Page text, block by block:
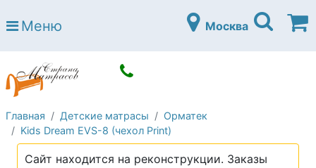
Страна матрасов
Open submenu (Матрасы)
Open submenu (Кровати)
Кровати
Open submenu (Аксессуары)
Open submenu (Диваны)
Диваны
Open submenu (Постельное белье)
Постельное белье
Меню Москва
Главная Детские матрасы
Орматек
Kids Dream EVS-8 (чехол Print)
Сайт находится на реконструкции. Заказы